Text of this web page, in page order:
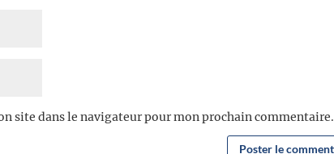
site dans le navigateur pour mon prochain commentaire.